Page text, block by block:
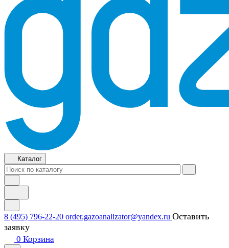
Каталог
8 (495) 796-22-20 order.gazoanalizator@yandex.ru Оставить
заявку
0 Корзина